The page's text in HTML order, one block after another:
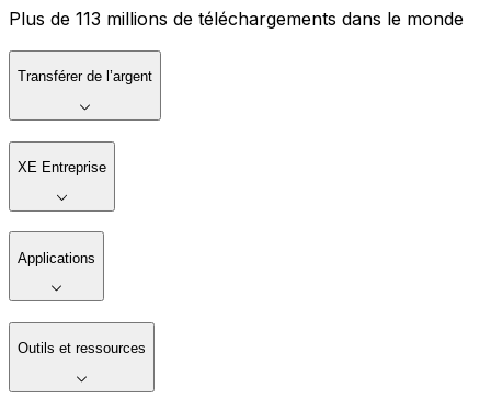
Plus de 113 millions de téléchargements dans le monde
Transférer de l’argent
XE Entreprise
Applications
Outils et ressources